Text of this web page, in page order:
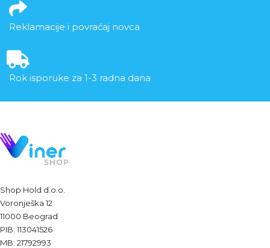
Reklamacije i povraćaj novca
Rok isporuke za 1-3 radna dana
Shop Hold d.o.o.
Voronješka 12
11000 Beograd
PIB: 113041526
MB: 21792993